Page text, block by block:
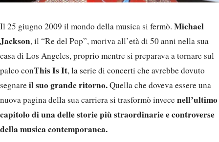
Il 25 giugno 2009 il mondo della musica si fermò. Michael
Jackson, il “Re del Pop”, moriva all’età di 50 anni nella sua
casa di Los Angeles, proprio mentre si preparava a tornare sul
palco conThis Is It, la serie di concerti che avrebbe dovuto
segnareil suo grande ritorno.Quella che doveva essere una
nuova pagina della sua carriera si trasformò invecenell’ultimo
capitolo di una delle storie più straordinarie e controverse
della musica contemporanea.